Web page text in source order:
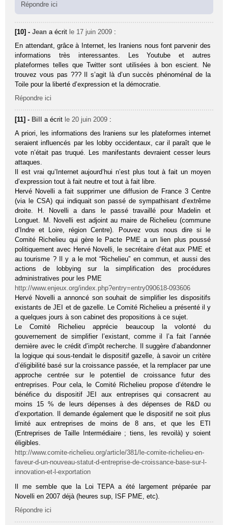
Répondre ici
[10] -Jean a écrit le 17 juin 2009 :
En attendant, grâce à Internet, les Iraniens nous font parvenir des
informations très interessantes. Les Youtube et autres
plateformes telles que Twitter sont utilisées à bon escient. Ne
trouvez vous pas ??? Il s’agit là d’un succès phénoménal de la
Toile pour la liberté d’expression et la démocratie.
Répondre ici
[11] - Bill a écrit le 20 juin 2009 :
A priori, les informations des Iraniens sur les plateformes internet
seraient influencés par les lobby occidentaux, car il paraît que le
vote n’était pas truqué. Les manifestants devraient cesser leurs
attaques.
Il est vrai qu’Internet aujourd’hui n’est plus tout à fait un moyen
d’expression tout à fait neutre et tout à fait libre.
Hervé Novelli a fait supprimer une diffusion de France 3 Centre
(via le CSA) qui indiquait son passé de sympathisant d’extrême
droite. H. Novelli a dans le passé travaillé pour Madelin et
Longuet. M. Novelli est adjoint au maire de Richelieu (commune
d’Indre et Loire, région Centre). Pouvez vous nous dire si le
Comité Richelieu qui gère le Pacte PME a un lien plus poussé
politiquement avec Hervé Novelli, le secrétaire d’état aux PME et
au tourisme ? Il y a le mot “Richelieu” en commun, et aussi des
actions de lobbying sur la simplification des procédures
administratives pour les PME
http://www.enjeux.org/index.php?entry=entry090618-093606
Hervé Novelli a annoncé son souhait de simplifier les dispositifs
existants de JEI et de gazelle. Le Comité Richelieu a présenté il y
a quelques jours à son cabinet des propositions à ce sujet.
Le Comité Richelieu apprécie beaucoup la volonté du
gouvernement de simplifier l’existant, comme il l’a fait l’année
dernière avec le crédit d’impôt recherche. Il suggère d’abandonner
la logique qui sous-tendait le dispositif gazelle, à savoir un critère
d’éligibilité basé sur la croissance passée, et la remplacer par une
approche centrée sur le potentiel de croissance futur des
entreprises. Pour cela, le Comité Richelieu propose d’étendre le
bénéfice du dispositif JEI aux entreprises qui consacrent au
moins 15 % de leurs dépenses à des dépenses de R&D ou
d’exportation. Il demande également que le dispositif ne soit plus
limité aux entreprises de moins de 8 ans, et que les ETI
(Entreprises de Taille Intermédiaire ; tiens, les revoilà) y soient
éligibles.
http://www.comite-richelieu.org/article/381/le-comite-richelieu-en-
faveur-d-un-nouveau-statut-d-entreprise-de-croissance-base-sur-l-
innovation-et-l-exportation
Il me semble que la Loi TEPA a été largement préparée par
Novelli en 2007 déjà (heures sup, ISF PME, etc).
Répondre ici